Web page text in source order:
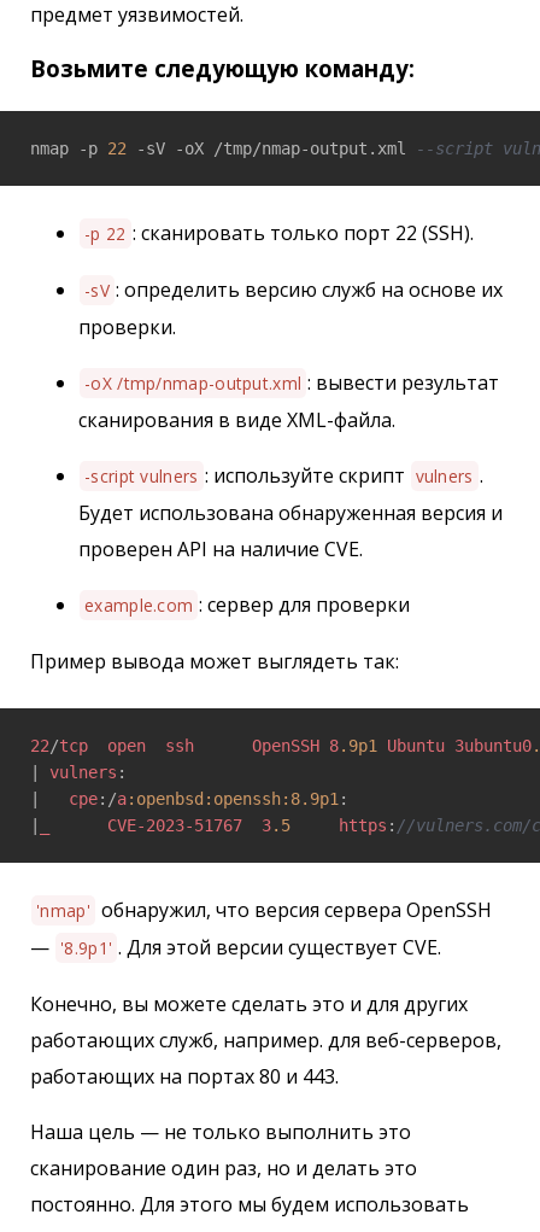
предмет уязвимостей.
Возьмите следующую команду:
nmap -p 22 -sV -oX /tmp/nmap-output.xml --script
-p 22 : сканировать только порт 22 (SSH).
-sV : определить версию служб на основе их
проверки.
-oX /tmp/nmap-output.xml : вывести результат
сканирования в виде XML-файла.
-script vulners : используйте скрипт vulners .
Будет использована обнаруженная версия и
проверен API на наличие CVE.
example.com : сервер для проверки
Пример вывода может выглядеть так:
22/tcp open ssh OpenSSH 8.9p1 Ubuntu 3ubuntu0
vulners :
cpe:/a:openbsd :openssh:8.9p1 :
CVE-2023-51767 3.5 https : //vulners.com/
'nmap' обнаружил, что версия сервера OpenSSH
— '8.9p1' . Для этой версии существует CVE.
Конечно, вы можете сделать это и для других
работающих служб, например. для веб-серверов,
работающих на портах 80 и 443.
Наша цель — не только выполнить это
сканирование один раз, но и делать это
постоянно. Для этого мы будем использовать